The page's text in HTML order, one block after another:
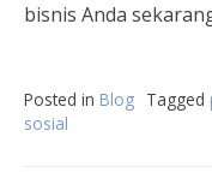
bisnis Anda
Posted in Blog Tagged
sosial